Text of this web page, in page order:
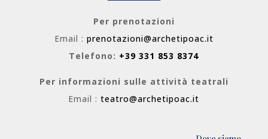
Per prenotazioni
Email : prenotazioni@archetipoac.it
Telefono: +39 331 853 8374
Per informazioni sulle attività teatrali
Email :teatro@archetipoac.it